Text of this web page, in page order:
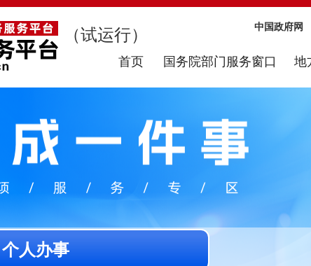
（试运行） 中国政府网
首页 国务院部门服务窗口 地
个人办事